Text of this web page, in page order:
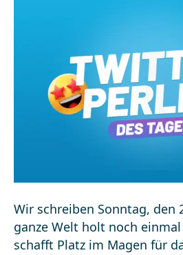
Wir schreiben Sonntag, den
ganze Welt holt noch
schafft Platz im Magen für